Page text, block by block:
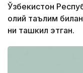
Ўзбекистон
олий таълим
ни ташкил этган.